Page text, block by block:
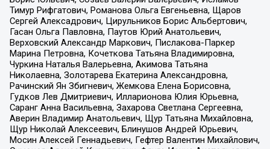
Тимур Рифгатович, Романова Ольга Евгеньевна, Щаров
Сергей Алексадрович, Цирульников Борис Альбертович,
Гасан Ольга Павловна, Паутов Юрий Анатольевич,
Верховский Александр Маркович, Пислакова-Паркер
Марина Петровна, Кочеткова Татьяна Владимировна,
Чуркина Наталья Валерьевна, Акимова Татьяна
Николаевна, Золотарева Екатерина Александровна,
Рачинский Ян Збигневич, Жемкова Елена Борисовна,
Гудков Лев Дмитриевич, Илларионова Юлия Юрьевна,
Саранг Анна Васильевна, Захарова Светлана Сергеевна,
Аверин Владимир Анатольевич, Щур Татьяна Михайловна,
Щур Николай Алексеевич, Блинушов Андрей Юрьевич,
Мосин Алексей Геннадьевич, Гефтер Валентин Михайлович,